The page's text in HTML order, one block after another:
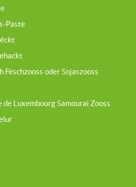
Paste
oder Sojaszooss
Luxembourg Samouraï Zooss